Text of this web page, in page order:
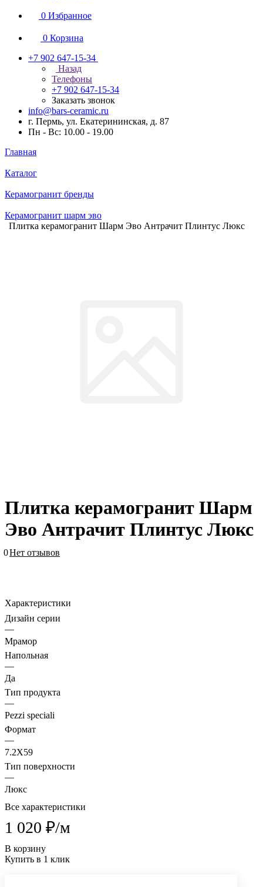
0 Избранное
0 Корзина
+7 902 647-15-34
Назад
Телефоны
+7 902 647-15-34
Заказать звонок
info@bars-ceramic.ru
г. Пермь, ул. Екатерининская, д. 87
Пн - Вс: 10.00 - 19.00
Главная
Каталог
Керамогранит бренды
Керамогранит шарм эво
Плитка керамогранит Шарм Эво Антрачит Плинтус Люкс
Плитка керамогранит Шарм
Эво Антрачит Плинтус Люкс
0Нет отзывов
Характеристики
Дизайн серии
—
Мрамор
Напольная
—
Да
Тип продукта
—
Pezzi speciali
Формат
—
7.2X59
Тип поверхности
—
Люкс
Все характеристики
1 020 ₽/м
В корзину
Купить в 1 клик